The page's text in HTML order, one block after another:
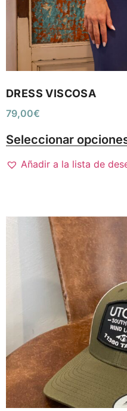
DRESS VISCOSA
79,00€
Seleccionar
Añadir a la lista de